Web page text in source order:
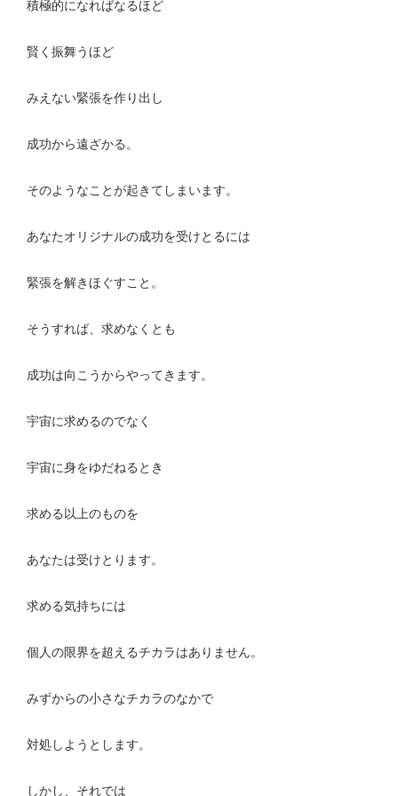
積極的になればなるほど
賢く振舞うほど
みえない緊張を作り出し
成功から遠ざかる。
そのようなことが起きてしまいます。
あなたオリジナルの成功を受けとるには
緊張を解きほぐすこと。
そうすれば、求めなくとも
成功は向こうからやってきます。
宇宙に求めるのでなく
宇宙に身をゆだねるとき
求める以上のものを
あなたは受けとります。
求める気持ちには
個人の限界を超えるチカラはありません。
みずからの小さなチカラのなかで
対処しようとします。
しかし、それでは